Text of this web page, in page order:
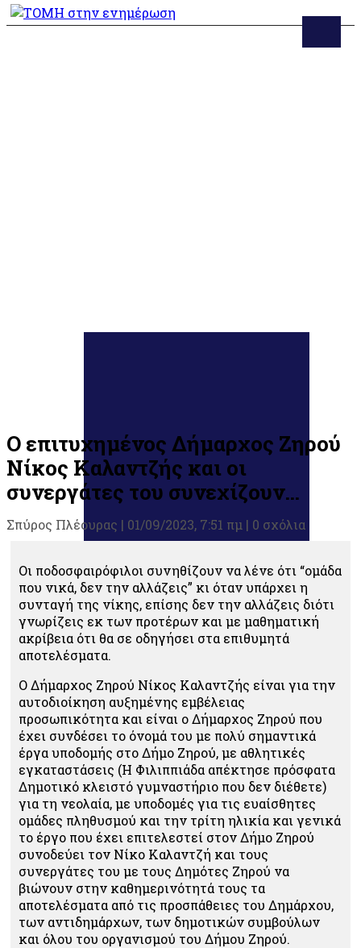
Ο επιτυχημένος Δήμαρχος Ζηρού
Νίκος Καλαντζής και οι
συνεργάτες του συνεχίζουν…
Σπύρος Πλέουρας | 01/09/2023, 7:51 πμ | 0 σχόλια
Οι ποδοσφαιρόφιλοι συνηθίζουν να λένε ότι “ομάδα
που νικά, δεν την αλλάζεις” κι όταν υπάρχει η
συνταγή της νίκης, επίσης δεν την αλλάζεις διότι
γνωρίζεις εκ των προτέρων και με μαθηματική
ακρίβεια ότι θα σε οδηγήσει στα επιθυμητά
αποτελέσματα.
Ο Δήμαρχος Ζηρού Νίκος Καλαντζής είναι για την
αυτοδιοίκηση αυξημένης εμβέλειας
προσωπικότητα και είναι ο Δήμαρχος Ζηρού που
έχει συνδέσει το όνομά του με πολύ σημαντικά
έργα υποδομής στο Δήμο Ζηρού, με αθλητικές
εγκαταστάσεις (Η Φιλιππιάδα απέκτησε πρόσφατα
Δημοτικό κλειστό γυμναστήριο που δεν διέθετε)
για τη νεολαία, με υποδομές για τις ευαίσθητες
ομάδες πληθυσμού και την τρίτη ηλικία και γενικά
το έργο που έχει επιτελεστεί στον Δήμο Ζηρού
συνοδεύει τον Νίκο Καλαντζή και τους
συνεργάτες του με τους Δημότες Ζηρού να
βιώνουν στην καθημερινότητά τους τα
αποτελέσματα από τις προσπάθειες του Δημάρχου,
των αντιδημάρχων, των δημοτικών συμβούλων
και όλου του οργανισμού του Δήμου Ζηρού.